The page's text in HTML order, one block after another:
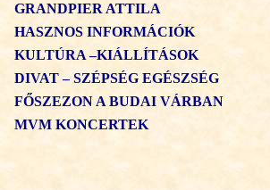
GRANDPIER ATTILA
HASZNOS INFORMÁCIÓK
KULTÚRA –KIÁLLÍTÁSOK
DIVAT – SZÉPSÉG EGÉSZSÉG
FŐSZEZON A BUDAI VÁRBAN
MVM KONCERTEK